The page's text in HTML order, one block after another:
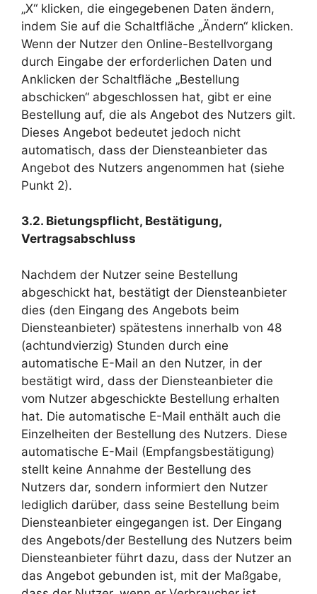
„X“ klicken, die eingegebenen Daten ändern,
indem Sie auf die Schaltfläche „Ändern“ klicken.
Wenn der Nutzer den Online-Bestellvorgang
durch Eingabe der erforderlichen Daten und
Anklicken der Schaltfläche „Bestellung
abschicken“ abgeschlossen hat, gibt er eine
Bestellung auf, die als Angebot des Nutzers gilt.
Dieses Angebot bedeutet jedoch nicht
automatisch, dass der Diensteanbieter das
Angebot des Nutzers angenommen hat (siehe
Punkt 2).
3.2. Bietungspflicht, Bestätigung,
Vertragsabschluss
Nachdem der Nutzer seine Bestellung
abgeschickt hat, bestätigt der Diensteanbieter
dies (den Eingang des Angebots beim
Diensteanbieter) spätestens innerhalb von 48
(achtundvierzig) Stunden durch eine
automatische E-Mail an den Nutzer, in der
bestätigt wird, dass der Diensteanbieter die
vom Nutzer abgeschickte Bestellung erhalten
hat. Die automatische E-Mail enthält auch die
Einzelheiten der Bestellung des Nutzers. Diese
automatische E-Mail (Empfangsbestätigung)
stellt keine Annahme der Bestellung des
Nutzers dar, sondern informiert den Nutzer
lediglich darüber, dass seine Bestellung beim
Diensteanbieter eingegangen ist. Der Eingang
des Angebots/der Bestellung des Nutzers beim
Diensteanbieter führt dazu, dass der Nutzer an
das Angebot gebunden ist, mit der Maßgabe,